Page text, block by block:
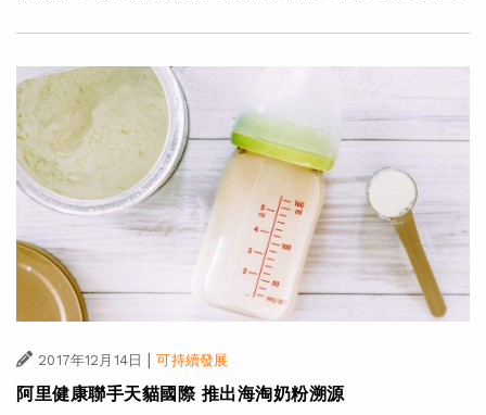
2017年12月14日 | 可持續發展
阿里健康聯手天貓國際 推出海淘奶粉溯源